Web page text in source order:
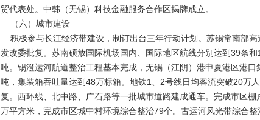
贸代表处。中韩（无锡）科技金融服务合作区揭牌成立。
（六）城市建设
积极参与长江经济带建设，制订出台三年行动计划。苏锡常南部
发改委批复。苏南硕放国际机场国内、国际地区航线分别达到39条
吨。锡澄运河航道整治工程基本完成，无锡（江阴）港申夏港区港
吨，集装箱吞吐量达到48万标箱。地铁1、2号线日均客流突破20万
复。西环线、北中路、广石路等一批城市道路建成通车。完成市区
万平方米，完成市区城中村环境综合整治79个。古运河风光带综合